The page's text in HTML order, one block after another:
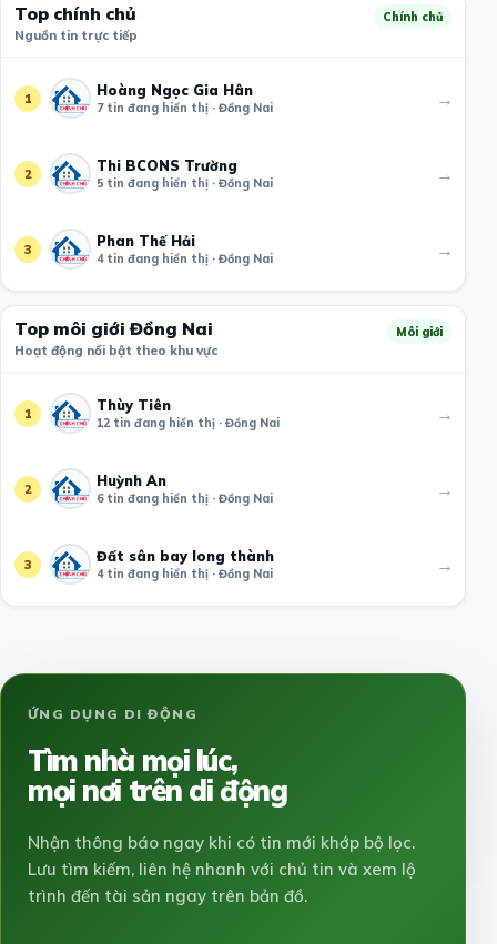
Top chính chủ
Nguồn tin trực tiếp
Chính chủ
1 Hoàng Ngọc Gia Hân
7 tin đang hiển thị · Đồng Nai →
2 Thi BCONS Trường
5 tin đang hiển thị · Đồng Nai →
3 Phan Thế Hải
4 tin đang hiển thị · Đồng Nai →
Top môi giới Đồng Nai
Hoạt động nổi bật theo khu vực
Môi giới
1 Thùy Tiên
12 tin đang hiển thị · Đồng Nai →
2 Huỳnh An
6 tin đang hiển thị · Đồng Nai →
3 Đất sân bay long thành
4 tin đang hiển thị · Đồng Nai →
ỨNG DỤNG DI ĐỘNG
Tìm nhà mọi lúc,
mọi nơi trên di động
Nhận thông báo ngay khi có tin mới khớp bộ lọc.
Lưu tìm kiếm, liên hệ nhanh với chủ tin và xem lộ
trình đến tài sản ngay trên bản đồ.